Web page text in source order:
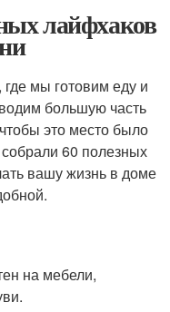
лайфхаков
где мы готовим еду и
большую часть
это место было
60 полезных
вашу жизнь в доме
на мебели,